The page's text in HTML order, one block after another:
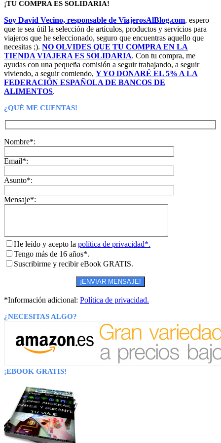
original
40,00€.
actual
20,96€.
¡TU COMPRA ES SOLIDARIA!
Soy David Vecino, responsable de ViajerosAlBlog.com, espero
que te sea útil la selección de artículos, productos y servicios para
viajeros que he seleccionado, seguro que encuentras aquello que
necesitas ;). NO OLVIDES QUE TU COMPRA EN LA
TIENDA VIAJERA ES SOLIDARIA. Con tu compra, me
ayudas con una pequeña comisión a seguir trabajando, a seguir
viviendo, a seguir comiendo, Y YO DONARÉ EL 5% A LA
FEDERACIÓN ESPAÑOLA DE BANCOS DE
ALIMENTOS.
¿QUÉ ME CUENTAS!
Nombre*:
Email*:
Asunto*:
Mensaje*:
He leído y acepto la política de privacidad*.
Tengo más de 16 años*.
Suscribirme y recibir eBook GRATIS.
*Información adicional: Política de privacidad.
¿NECESITAS ALGO?
¡EBOOK GRATIS!